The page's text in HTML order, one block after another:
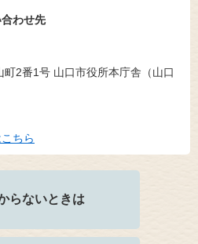
わせ先
町2番1号 山口市役所本庁舎（山口
ちら
らないときは